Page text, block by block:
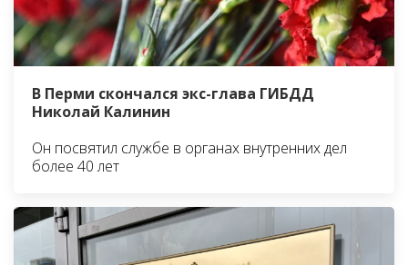
В Перми скончался экс-глава ГИБДД
Николай Калинин
Он посвятил службе в органах внутренних дел
более 40 лет